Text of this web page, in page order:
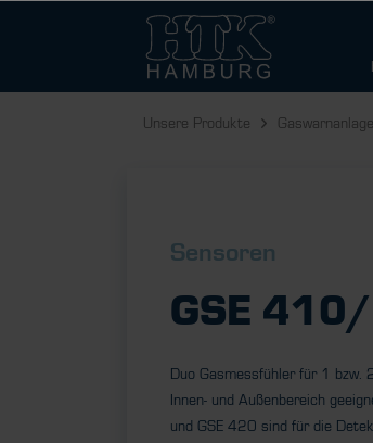
Unsere Produkte
Sensoren
GSE
Duo Gasmessfühler für 1 bzw.
Innen- und Außenbereich
und GSE 420 sind für die